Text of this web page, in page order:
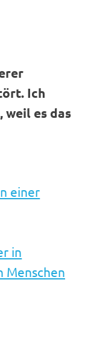
Ich
weil es das
einer
in
Menschen